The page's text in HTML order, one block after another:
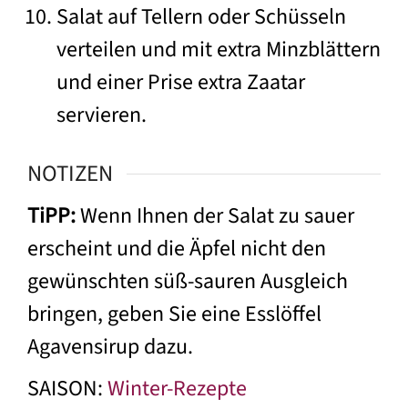
Salat auf Tellern oder Schüsseln
verteilen und mit extra Minzblättern
und einer Prise extra Zaatar
servieren.
NOTIZEN
TiPP:Wenn Ihnen der Salat zu sauer
erscheint und die Äpfel nicht den
gewünschten süß-sauren Ausgleich
bringen, geben Sie eine Esslöffel
Agavensirup dazu.
SAISON:Winter-Rezepte